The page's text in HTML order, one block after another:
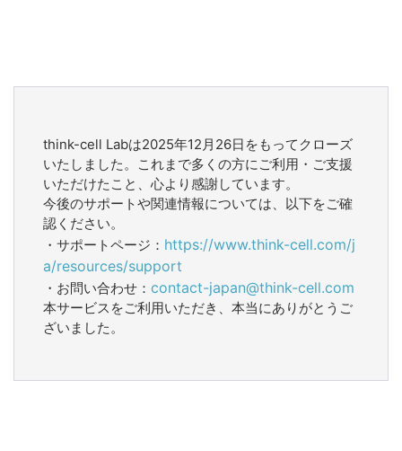
think-cell Labは2025年12月26日をもってクローズ
いたしました。これまで多くの方にご利用・ご支援
いただけたこと、心より感謝しています。
今後のサポートや関連情報については、以下をご確
認ください。
・サポートページ： https://www.think-cell.com/j
a/resources/support
・お問い合わせ： contact-japan@think-cell.com
本サービスをご利用いただき、本当にありがとうご
ざいました。